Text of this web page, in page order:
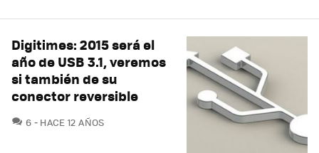
Digitimes: 2015 será el
año de USB 3.1, veremos
si también de su
conector reversible
6 COMENTARIOS
HACE 12 AÑOS